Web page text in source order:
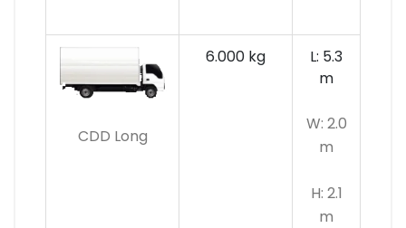
CDD Long
6.000 kg
L: 5.3
m
W: 2.0
m
H: 2.1
m